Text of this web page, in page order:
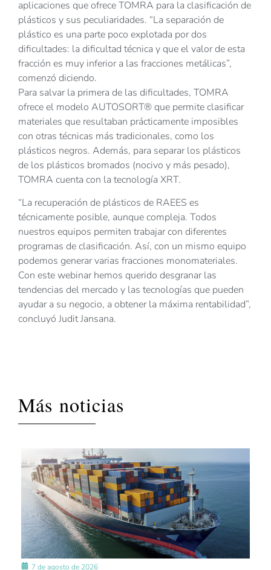
aplicaciones que ofrece TOMRA para la clasificación de
plásticos y sus peculiaridades. “La separación de
plástico es una parte poco explotada por dos
dificultades: la dificultad técnica y que el valor de esta
fracción es muy inferior a las fracciones metálicas”,
comenzó diciendo.
Para salvar la primera de las dificultades, TOMRA
ofrece el modelo AUTOSORT® que permite clasificar
materiales que resultaban prácticamente imposibles
con otras técnicas más tradicionales, como los
plásticos negros. Además, para separar los plásticos
de los plásticos bromados (nocivo y más pesado),
TOMRA cuenta con la tecnología XRT.
“La recuperación de plásticos de RAEES es
técnicamente posible, aunque compleja. Todos
nuestros equipos permiten trabajar con diferentes
programas de clasificación. Así, con un mismo equipo
podemos generar varias fracciones monomateriales.
Con este webinar hemos querido desgranar las
tendencias del mercado y las tecnologías que pueden
ayudar a su negocio, a obtener la máxima rentabilidad”,
concluyó Judit Jansana.
Más noticias
7 de agosto de 2026